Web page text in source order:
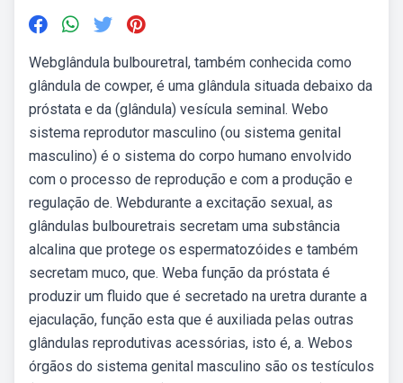
Webglândula bulbouretral, também conhecida como
glândula de cowper, é uma glândula situada debaixo da
próstata e da (glândula) vesícula seminal. Webo
sistema reprodutor masculino (ou sistema genital
masculino) é o sistema do corpo humano envolvido
com o processo de reprodução e com a produção e
regulação de. Webdurante a excitação sexual, as
glândulas bulbouretrais secretam uma substância
alcalina que protege os espermatozóides e também
secretam muco, que. Weba função da próstata é
produzir um fluido que é secretado na uretra durante a
ejaculação, função esta que é auxiliada pelas outras
glândulas reprodutivas acessórias, isto é, a. Webos
órgãos do sistema genital masculino são os testículos